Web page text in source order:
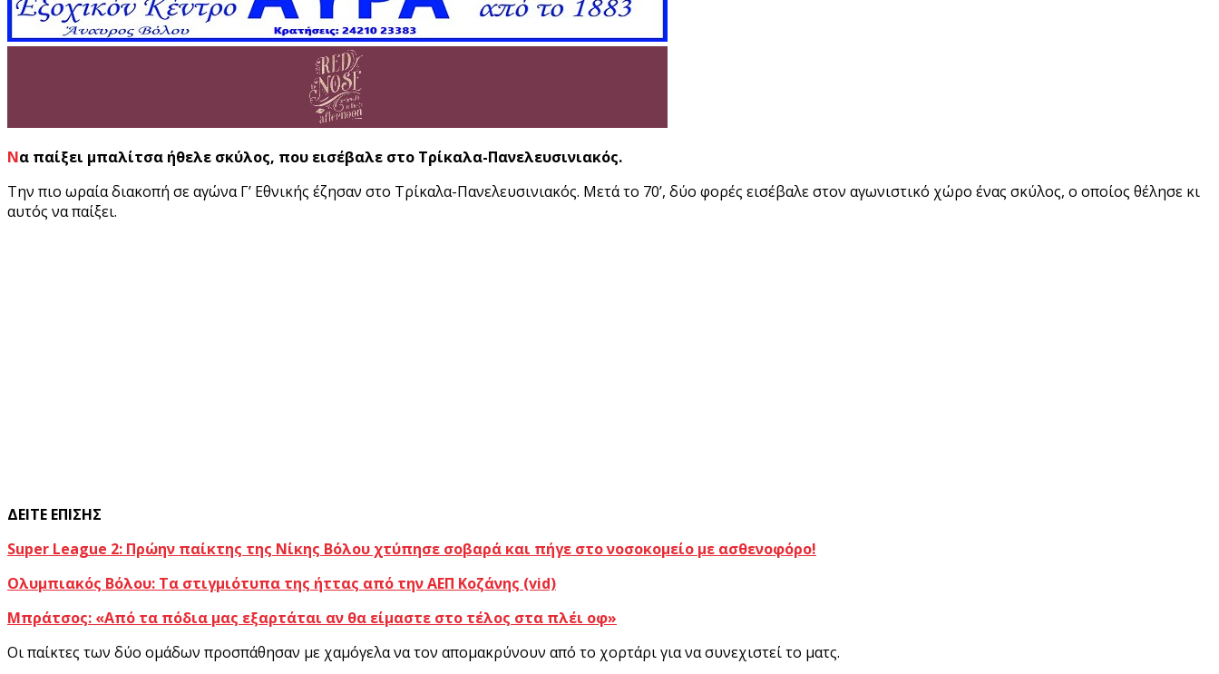
Να παίξει μπαλίτσα ήθελε σκύλος, που εισέβαλε στο Τρίκαλα-Πανελευσινιακός.
Την πιο ωραία διακοπή σε αγώνα Γ’ Εθνικής έζησαν στο Τρίκαλα-Πανελευσινιακός. Μετά το 70’, δύο φορές εισέβαλε στον αγωνιστικό χώρο ένας σκύλος, ο οποίος θέλησε κι
αυτός να παίξει.
ΔΕΙΤΕ ΕΠΙΣΗΣ
Super League 2: Πρώην παίκτης της Νίκης Βόλου χτύπησε σοβαρά και πήγε στο νοσοκομείο με ασθενοφόρο!
Ολυμπιακός Βόλου: Τα στιγμιότυπα της ήττας από την ΑΕΠ Κοζάνης (vid)
Μπράτσος: «Από τα πόδια μας εξαρτάται αν θα είμαστε στο τέλος στα πλέι οφ»
Οι παίκτες των δύο ομάδων προσπάθησαν με χαμόγελα να τον απομακρύνουν από το χορτάρι για να συνεχιστεί το ματς.